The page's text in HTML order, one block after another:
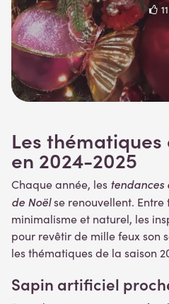
11
Les thématiques
en 2024-2025
Chaque année, les tendances
de Noëlse renouvellent.
minimalisme et naturel, les
pour revêtir de mille feux son
les thématiques de la saison
Sapin artificiel